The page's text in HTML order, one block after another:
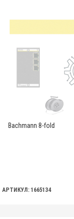
Bachmann 8-fold
АРТИКУЛ: 1665134